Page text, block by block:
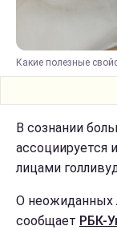
Какие полезные
В сознании
ассоциируется
лицами
О неожиданных
сообщает РБК-